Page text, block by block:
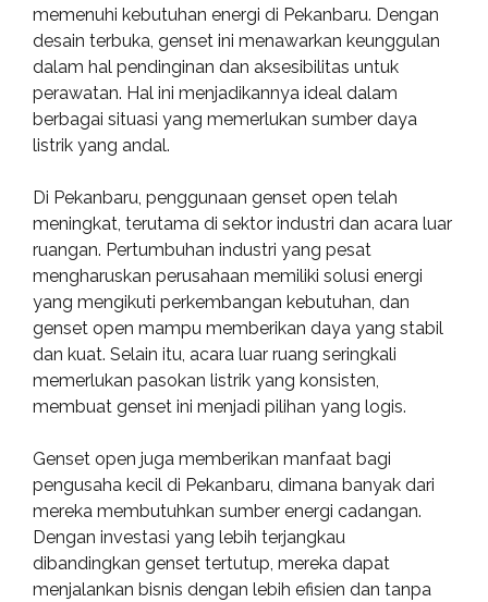
memenuhi kebutuhan energi di Pekanbaru. Dengan
desain terbuka, genset ini menawarkan keunggulan
dalam hal pendinginan dan aksesibilitas untuk
perawatan. Hal ini menjadikannya ideal dalam
berbagai situasi yang memerlukan sumber daya
listrik yang andal.
Di Pekanbaru, penggunaan genset open telah
meningkat, terutama di sektor industri dan acara luar
ruangan. Pertumbuhan industri yang pesat
mengharuskan perusahaan memiliki solusi energi
yang mengikuti perkembangan kebutuhan, dan
genset open mampu memberikan daya yang stabil
dan kuat. Selain itu, acara luar ruang seringkali
memerlukan pasokan listrik yang konsisten,
membuat genset ini menjadi pilihan yang logis.
Genset open juga memberikan manfaat bagi
pengusaha kecil di Pekanbaru, dimana banyak dari
mereka membutuhkan sumber energi cadangan.
Dengan investasi yang lebih terjangkau
dibandingkan genset tertutup, mereka dapat
menjalankan bisnis dengan lebih efisien dan tanpa